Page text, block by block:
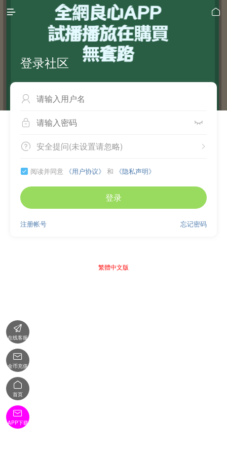
 
登录社区

 
 
安全提问(未设置请忽略)
 阅读并同意 《用户协议》 和 《隐私声明》
登录
忘记密码
注册帐号
繁體中文版

在线客服

金币充值

首页

APP下载